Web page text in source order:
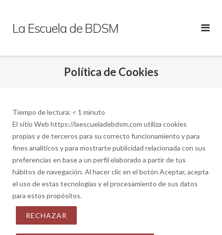
contenido
La Escuela de BDSM
Política de Cookies
Tiempo de lectura: < 1 minuto
El sitio Web https://laescueladebdsm.com utiliza cookies
propias y de terceros para su correcto funcionamiento y para
fines analíticos y para mostrarte publicidad relacionada con sus
preferencias en base a un perfil elaborado a partir de tus
hábitos de navegación. Al hacer clic en el botón Aceptar, acepta
el uso de estas tecnologías y el procesamiento de sus datos
para estos propósitos.
RECHAZAR